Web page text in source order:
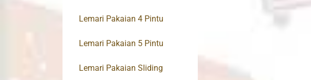
Lemari Pakaian 4 Pintu
Lemari Pakaian 5 Pintu
Lemari Pakaian Sliding